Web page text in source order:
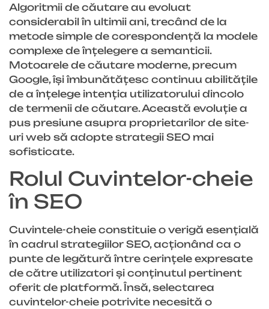
Algoritmii de căutare au evoluat
considerabil în ultimii ani, trecând de la
metode simple de corespondență la modele
complexe de înțelegere a semanticii.
Motoarele de căutare moderne, precum
Google, își îmbunătățesc continuu abilitățile
de a înțelege intenția utilizatorului dincolo
de termenii de căutare. Această evoluție a
pus presiune asupra proprietarilor de site-
uri web să adopte strategii SEO mai
sofisticate.
Rolul Cuvintelor-cheie
în SEO
Cuvintele-cheie constituie o verigă esențială
în cadrul strategiilor SEO, acționând ca o
punte de legătură între cerințele expresate
de către utilizatori și conținutul pertinent
oferit de platformă. Însă, selectarea
cuvintelor-cheie potrivite necesită o